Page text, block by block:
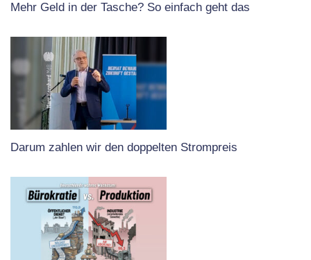
Mehr Geld in der Tasche? So einfach geht das
Darum zahlen wir den doppelten Strompreis